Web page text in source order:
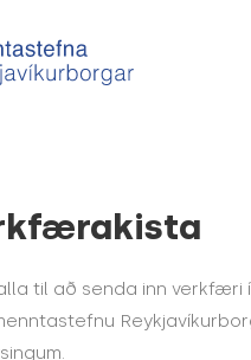
til að senda inn